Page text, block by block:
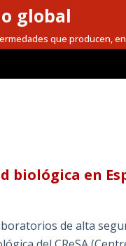
global
que producen,
en
de alta